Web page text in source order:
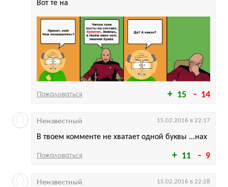
15 14
Вот те на
Пожаловаться
11 9
В твоем комменте не хватает одной буквы ...нах
Неизвестный 15.02.2016 в 22:17
Пожаловаться
Неизвестный 15.02.2016 в 22:28